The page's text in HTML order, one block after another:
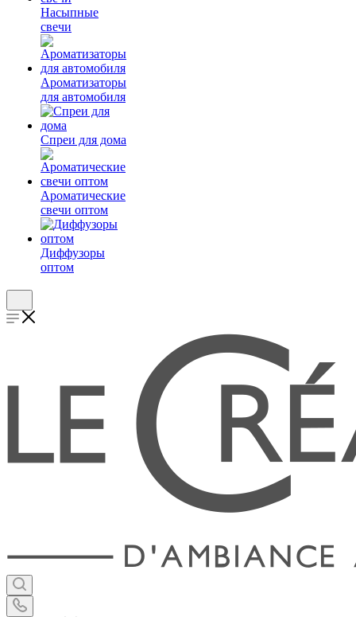
Насыпные
свечи
Ароматизаторы
для автомобиля
Спреи для дома
Ароматические
свечи оптом
Диффузоры
оптом